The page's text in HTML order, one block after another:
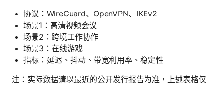
协议：WireGuard、OpenVPN、IKEv2
场景1：高清视频会议
场景2：跨境工作协作
场景3：在线游戏
指标：延迟、抖动、带宽利用率、稳定性
注：实际数据请以最近的公开发行报告为准，上述表格仅